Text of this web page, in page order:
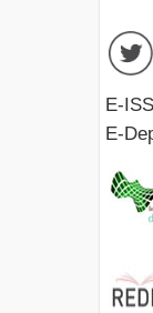
E-
E-